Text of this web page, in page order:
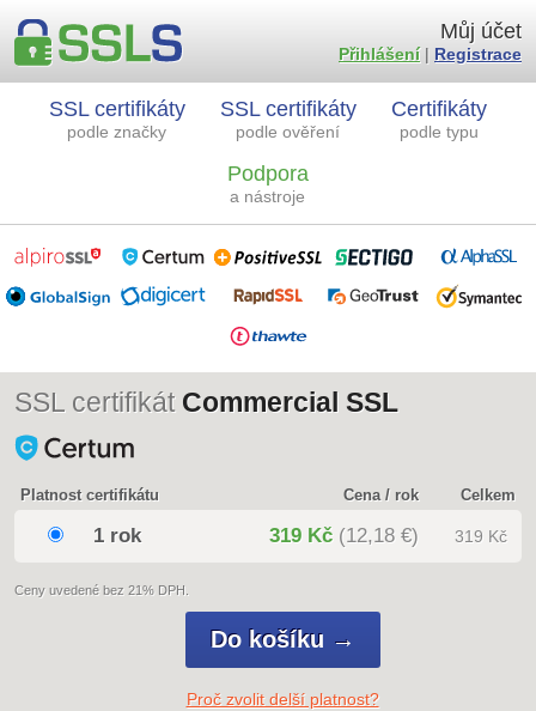
SSL certifikáty
podle značky
SSL certifikáty
podle ověření
Certifikáty
podle typu
Podpora
a nástroje
Můj účet
Přihlášení| Registrace
SSL certifikát Commercial SSL
Platnost certifikátu Cena / rok Celkem
1 rok 319 Kč (12,18 €) 319 Kč
Ceny uvedené bez 21% DPH.
Proč zvolit delší platnost?